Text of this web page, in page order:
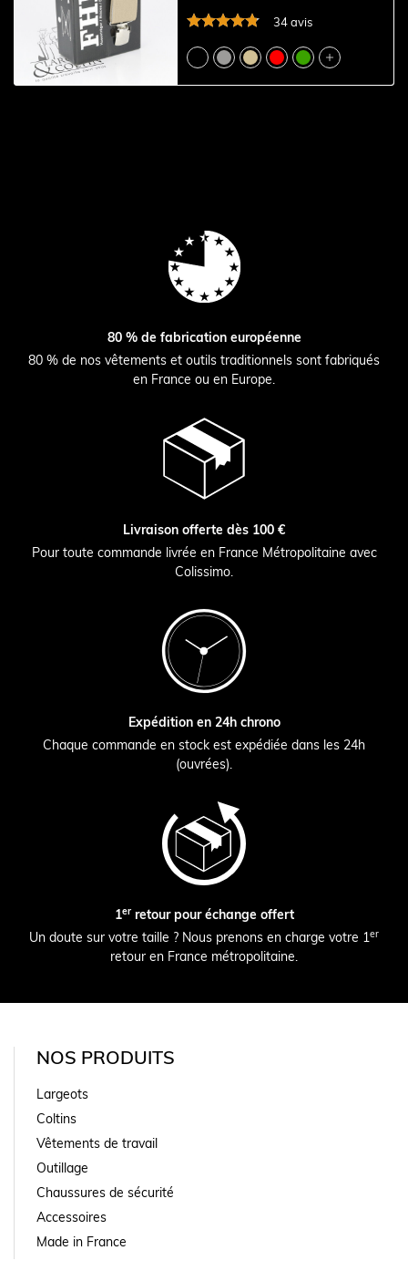
34 avis

80 % de fabrication européenne
80 % de nos vêtements et outils traditionnels sont fabriqués
en France ou en Europe.
Livraison offerte dès 100 €
Pour toute commande livrée en France Métropolitaine avec
Colissimo.
Expédition en 24h chrono
Chaque commande en stock est expédiée dans les 24h
(ouvrées).
1erretour pour échange offert
Un doute sur votre taille ? Nous prenons en charge votre 1er
retour en France métropolitaine.
NOS PRODUITS
Largeots
Coltins
Vêtements de travail
Outillage
Chaussures de sécurité
Accessoires
Made in France